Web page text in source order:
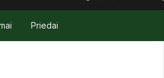
Priedai